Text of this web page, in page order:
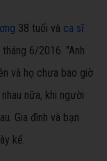
38 tuổi và ca sĩ
6/2016. "Anh
và họ chưa bao giờ
nữa, khi người
Gia đình và bạn
kể.